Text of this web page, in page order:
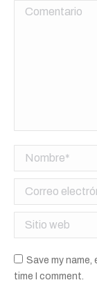
Comentario
Nombre *
Correo
Sitio web
Save my
time I comment.